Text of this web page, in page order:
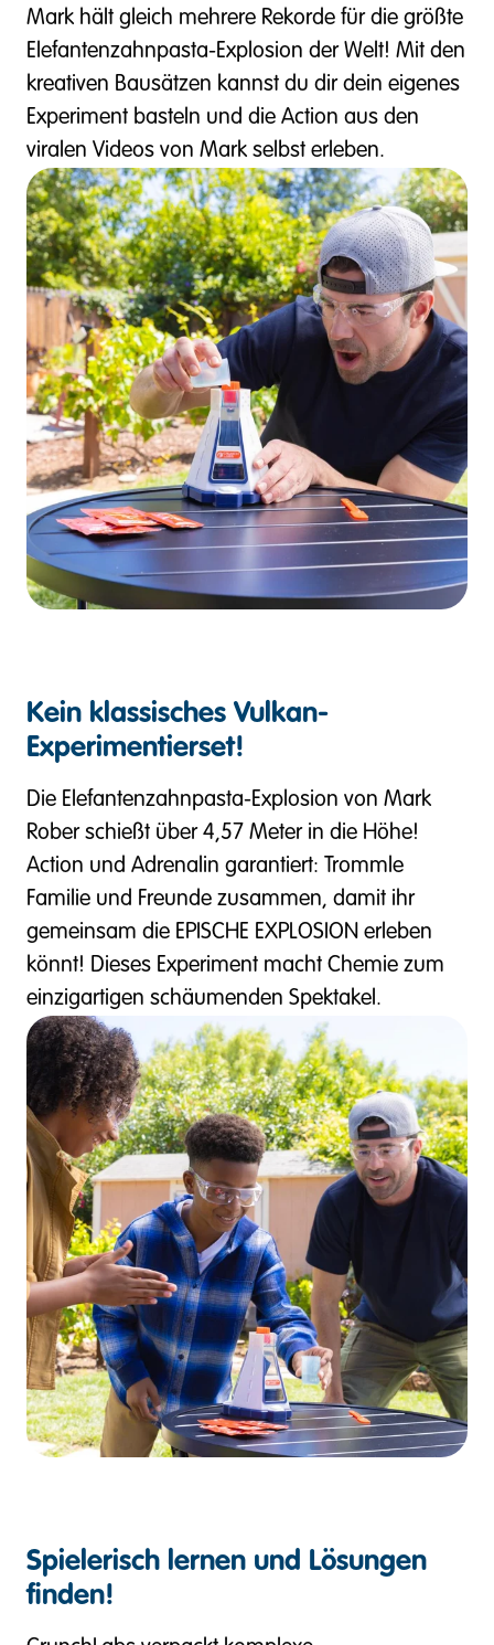
Mark hält gleich mehrere Rekorde für die größte
Elefantenzahnpasta-Explosion der Welt! Mit den
kreativen Bausätzen kannst du dir dein eigenes
Experiment basteln und die Action aus den
viralen Videos von Mark selbst erleben.
Kein klassisches Vulkan-
Experimentierset!
Die Elefantenzahnpasta-Explosion von Mark
Rober schießt über 4,57 Meter in die Höhe!
Action und Adrenalin garantiert: Trommle
Familie und Freunde zusammen, damit ihr
gemeinsam die EPISCHE EXPLOSION erleben
könnt! Dieses Experiment macht Chemie zum
einzigartigen schäumenden Spektakel.
Spielerisch lernen und Lösungen
finden!